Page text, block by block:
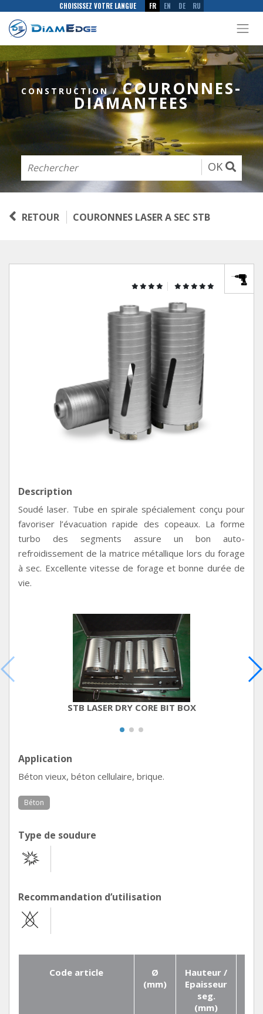
CHOISISSEZ VOTRE LANGUE FR EN DE RU
CONSTRUCTION/COURONNES-
DIAMANTEES
OK
RETOUR COURONNES LASER A SEC STB
Description
Soudé laser. Tube en spirale spécialement conçu pour
favoriser l’évacuation rapide des copeaux. La forme
turbo des segments assure un bon auto-
refroidissement de la matrice métallique lors du forage
à sec. Excellente vitesse de forage et bonne durée de
vie.
STB LASER DRY CORE BIT BOX
Application
Béton vieux, béton cellulaire, brique.
Béton
Type de soudure
Recommandation d’utilisation
Code article
Ø
(mm)
Hauteur /
Epaisseur
seg.
(mm)